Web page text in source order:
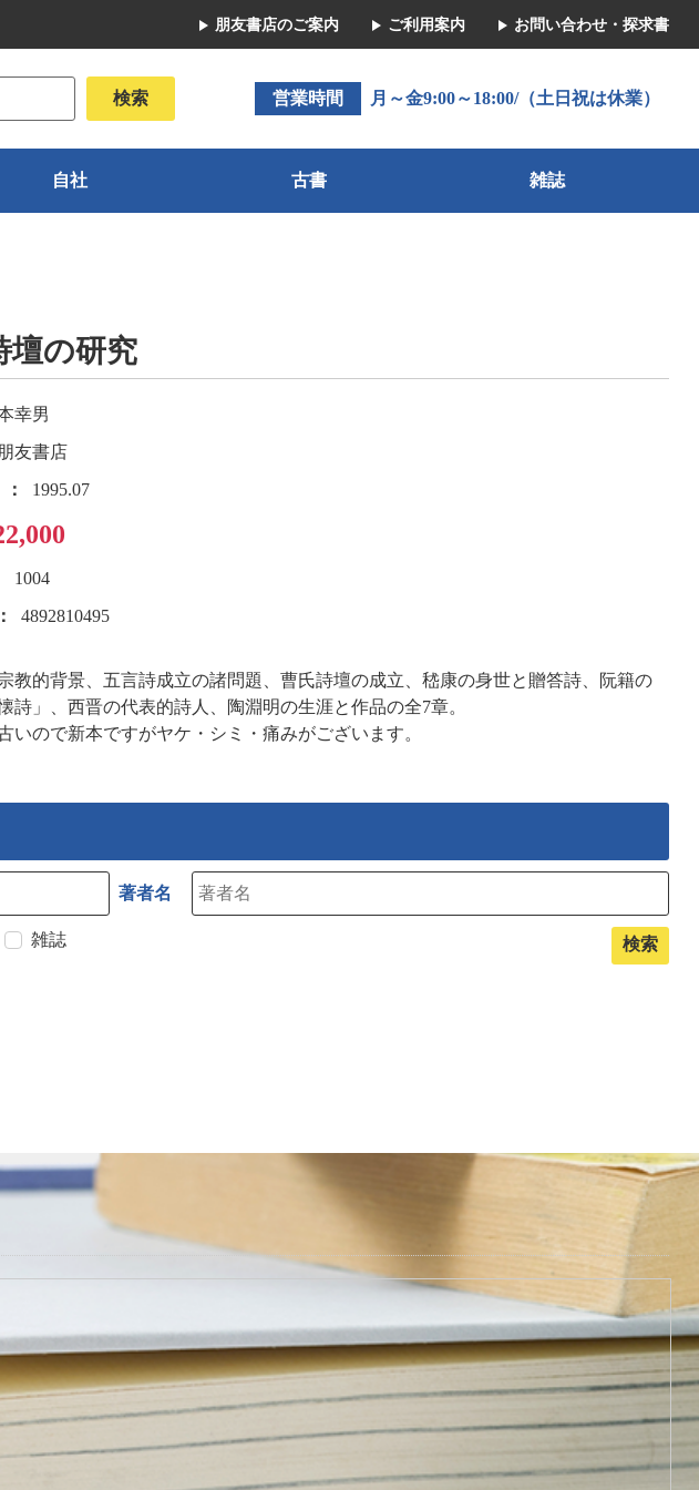
朋友書店のご案内 ご利用案内 お問い合わせ・探求書
営業時間 月～金9:00～18:00/（土日祝は休業）
自社 古書 雑誌
壇の研究
幸男
朋友書店
1995.07
1004
4892810495
教的背景、五言詩成立の諸問題、曹氏詩壇の成立、嵇康の身世と贈答詩、阮籍の
詩」、西晋の代表的詩人、陶淵明の生涯と作品の全7章。
いので新本ですがヤケ・シミ・痛みがございます。
著者名
雑誌